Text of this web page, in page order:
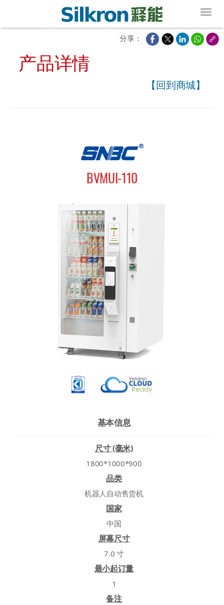
分享：
产品详情
【回到商城】
BVMUI-110
基本信息
尺寸 (毫米)
1800*1000*900
品类
机器人自动售货机
国家
中国
屏幕尺寸
7.0 寸
最小起订量
1
备注